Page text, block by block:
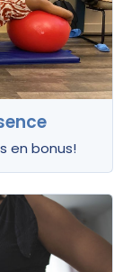
en bonus!